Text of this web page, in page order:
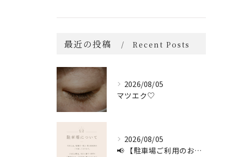
最近の投稿 Recent Posts
2026/08/05
マツエク♡
2026/08/05
📢 【駐車場ご利用のお願い】 🚗